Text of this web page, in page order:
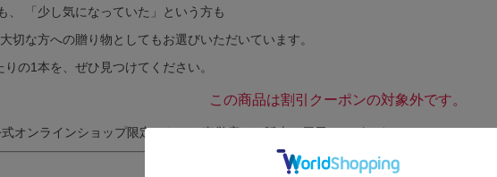
、 「少し気になっていた」という方も
切な方への贈り物としてもお選びいただいています。
の1本を、ぜひ見つけてください。
この商品は割引クーポンの対象外です。
オンラインショップ限定のため、直営店での販売・展示はございません。オンライン